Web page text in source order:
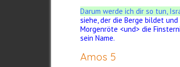
Darum werde ich dir so tun,
siehe, der die Berge bildet
Morgenröte <und> die
sein Name.
Amos 5